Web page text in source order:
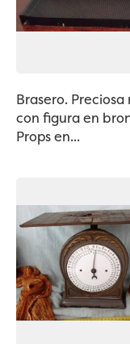
Brasero. Preciosa
con figura en
Props en...